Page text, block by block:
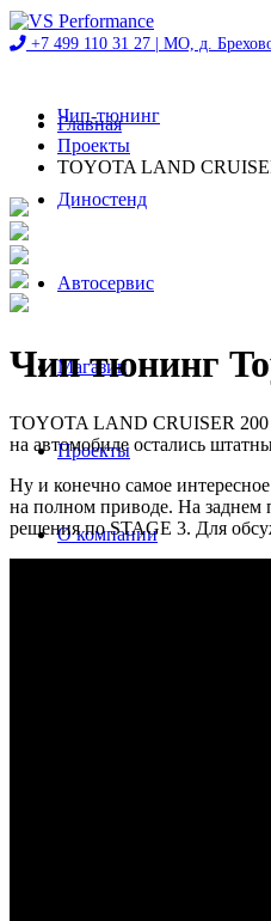
+7 499 110 31 27 | МО, д.
Чип-тюнинг
Диностенд
Автосервис
Магазин
Проекты
О компании
Главная
Проекты
TOYOTA LAND
Чип тюнинг
TOYOTA LAND CRUISER 200
на автомобиле остались
Ну и конечно самое
на полном приводе. На заднем
решения по STAGE 3. Для